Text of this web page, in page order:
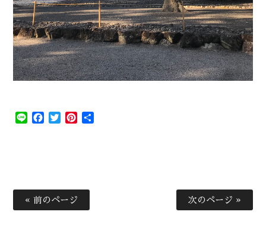
Line Facebook
TwitterPinterest
« 前のページ 次のページ »